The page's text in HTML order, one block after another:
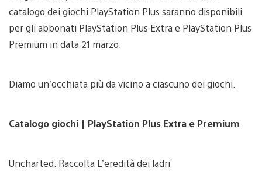
catalogo dei giochi PlayStation Plus saranno disponibili
per gli abbonati PlayStation Plus Extra e PlayStation Plus
Premium in data 21 marzo.
Diamo un’occhiata più da vicino a ciascuno dei giochi.
Catalogo giochi | PlayStation Plus Extra e Premium
Uncharted: Raccolta L’eredità dei ladri